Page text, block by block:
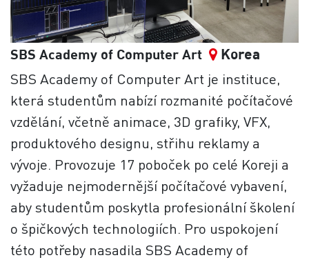
SBS Academy of Computer Art
Korea
SBS Academy of Computer Art je instituce,
která studentům nabízí rozmanité počítačové
vzdělání, včetně animace, 3D grafiky, VFX,
produktového designu, střihu reklamy a
vývoje. Provozuje 17 poboček po celé Koreji a
vyžaduje nejmodernější počítačové vybavení,
aby studentům poskytla profesionální školení
o špičkových technologiích. Pro uspokojení
této potřeby nasadila SBS Academy of